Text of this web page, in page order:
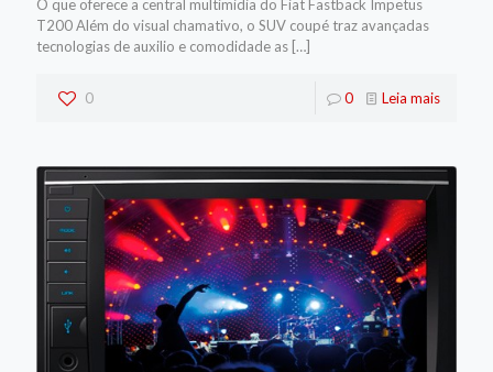
O que oferece a central multimidia do Fiat Fastback Impetus
T200 Além do visual chamativo, o SUV coupé traz avançadas
tecnologias de auxilio e comodidade as […]
0 0 Leia mais